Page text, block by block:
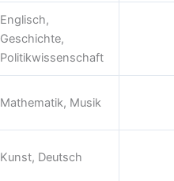
Englisch,
Geschichte,
Politikwissenschaft
Mathematik, Musik
Kunst, Deutsch